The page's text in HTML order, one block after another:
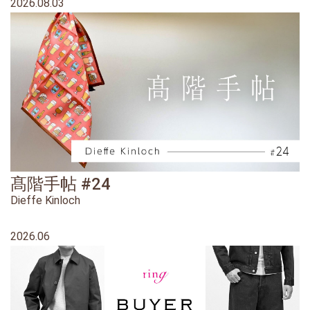
2026.08.03
髙階手帖 #24
Dieffe Kinloch
2026.06